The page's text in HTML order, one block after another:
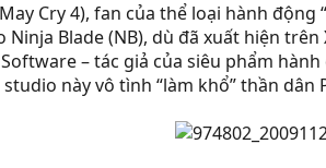
Cry 4), fan của thể loại hành
Ninja Blade (NB), dù đã xuất hiện
– tác giả của siêu phẩm
này vô tình “làm khổ” thần